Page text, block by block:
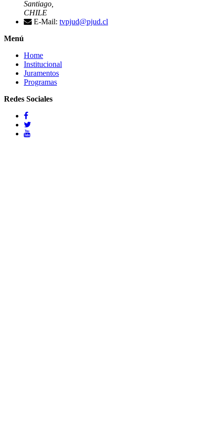
Santiago,
CHILE
E-Mail: tvpjud@pjud.cl
Menú
Home
Institucional
Juramentos
Programas
Redes Sociales